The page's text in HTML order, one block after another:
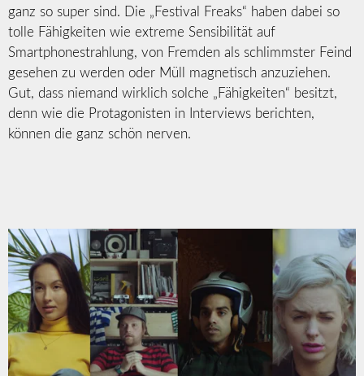
ganz so super sind. Die „Festival Freaks“ haben dabei so
tolle Fähigkeiten wie extreme Sensibilität auf
Smartphonestrahlung, von Fremden als schlimmster Feind
gesehen zu werden oder Müll magnetisch anzuziehen.
Gut, dass niemand wirklich solche „Fähigkeiten“ besitzt,
denn wie die Protagonisten in Interviews berichten,
können die ganz schön nerven.